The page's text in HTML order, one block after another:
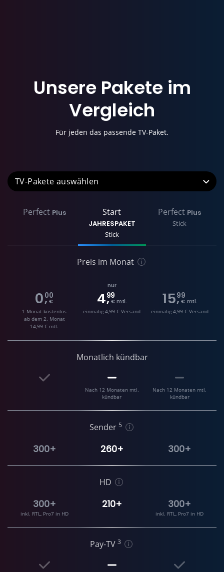
Unsere Pakete im
Vergleich
Für jeden das passende TV-Paket.
TV-Pakete
Perfect Plus Start
JAHRESPAKET
Stick
Perfect Plus
Stick
Preis im Monat
0,
00
€
1 Monat kostenlos
ab dem 2. Monat
14,99 € mtl.
nur
4,
99
€ mtl.
einmalig 4,99 € Versand
15,
99
€ mtl.
einmalig 4,99 € Versand
Monatlich kündbar
Nach 12 Monaten mtl.
kündbar
Nach 12 Monaten mtl.
kündbar
Sender 5
300+ 260+ 300+
HD
300+
inkl. RTL, Pro7 in HD
210+ 300+
inkl. RTL, Pro7 in HD
Pay-TV 3